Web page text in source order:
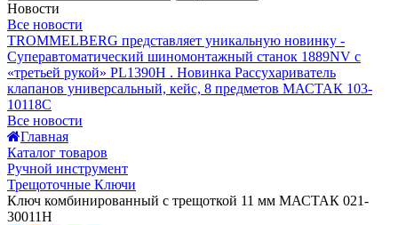
Новости
Все новости
TROMMELBERG представляет уникальную новинку -
Суперавтоматический шиномонтажный станок 1889NV с
«третьей рукой» PL1390H . Новинка Рассухариватель
клапанов универсальный, кейс, 8 предметов МАСТАК 103-
10118C
Все новости
Главная
Каталог товаров
Ручной инструмент
Трещоточные Ключи
Ключ комбинированный с трещоткой 11 мм МАСТАК 021-
30011H